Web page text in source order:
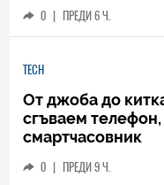
0 ПРЕДИ 6 Ч.
TECH
От джоба до
сгъваем
смартчасовник
0 | ПРЕДИ 9 Ч.